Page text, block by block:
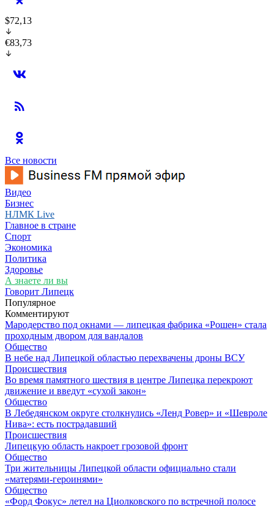
$72,13
€83,73
Все новости
Видео
Бизнес
НЛМК Live
Главное в стране
Спорт
Экономика
Политика
Здоровье
А знаете ли вы
Говорит Липецк
Популярное
Комментируют
Мародерство под окнами — липецкая фабрика «Рошен» стала
проходным двором для вандалов
Общество
В небе над Липецкой областью перехвачены дроны ВСУ
Происшествия
Во время памятного шествия в центре Липецка перекроют
движение и введут «сухой закон»
Общество
В Лебедянском округе столкнулись «Ленд Ровер» и «Шевроле
Нива»: есть пострадавший
Происшествия
Липецкую область накроет грозовой фронт
Общество
Три жительницы Липецкой области официально стали
«матерями-героинями»
Общество
«Форд Фокус» летел на Циолковского по встречной полосе